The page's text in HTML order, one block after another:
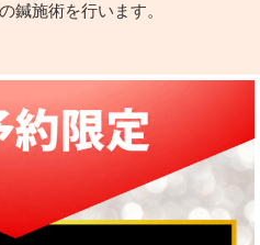
鍼施術を行います。